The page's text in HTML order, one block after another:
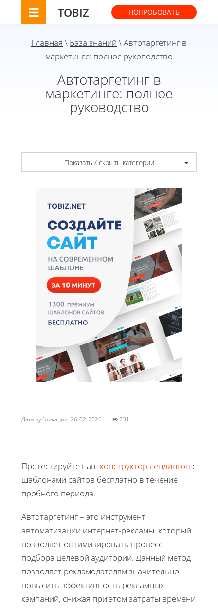
TOBIZ ПОПРОБОВАТЬ
Главная \ База знаний \ Автотаргетинг в
маркетинге: полное руководство
Автотаргетинг в
маркетинге: полное
руководство
Показать / скрыть категории
Дата публикации: 26-02-2026 231
Протестируйте наш конструктор лендингов с
шаблонами сайтов бесплатно в течение
пробного периода.
Автотаргетинг – это инструмент
автоматизации интернет-рекламы, который
позволяет оптимизировать процесс
подбора целевой аудитории. Данный метод
позволяет рекламодателям значительно
повысить эффективность рекламных
кампаний, снижая при этом затраты времени